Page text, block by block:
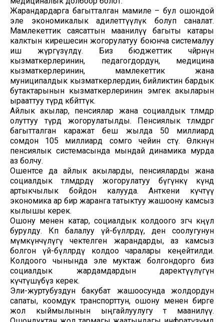
Жарандардарга багытталган мамиле – бул ошондой
эле экономикалык адилеттүүлүк болуп саналат.
Мамлекеттик саясаттын маанилүү багыты катары
калктын кирешесин жогорулатуу боюнча системалуу
иш жүргүзүлдү. Биз бюджеттик чөйрөнүн
кызматкерлеринин, педагогдордун, медицина
кызматкерлеринин, мамлекеттик жана
муниципалдык кызматкерлердин, бийликтин бардык
бутактарынын кызматкерлеринин эмгек акыларын
ырааттуу түрдө көбөйттүк.
Айлык акылар, пенсиялар жана социалдык төлөмдөр
олуттуу түрдө жогорулатылды. Пенсиялык төлөмдөргө
багытталган каражат беш жылда 50 миллиард
сомдон 105 миллиард сомго чейин өстү. Өлкөнүн
пенсиялык системасында мындай динамика мурда
аз болчу.
Ошентсе да айлык акыларды, пенсияларды жана
социалдык төлөмдөрдү жогорулатуу бүгүнкү күндө
артыкчылык бойдон калууда. Анткени күчтүү
экономика ар бир жаранга татыктуу жашоону камсыз
кылышы керек.
Ошону менен катар, социалдык колдоого өзгөчө көңүл
бурулду. Көп балалуу үй-бүлөлөрдү, ден соолугунун
мүмкүнчүлүгү чектелген жарандарды, аз камсыз
болгон үй-бүлөлөрдү колдоо чаралары кеңейтилди.
Колдоого чынында эле муктаж болгондорго биз
социалдык жардамдардын даректүүлүгүн
күчөтүшүбүз керек.
Эли-журтубуздун бакубат жашоосунда жолдордун
сапаты, коомдук транспорттун, ошону менен бирге
жол кыймылынын ыңгайлуулугу өтө маанилүү.